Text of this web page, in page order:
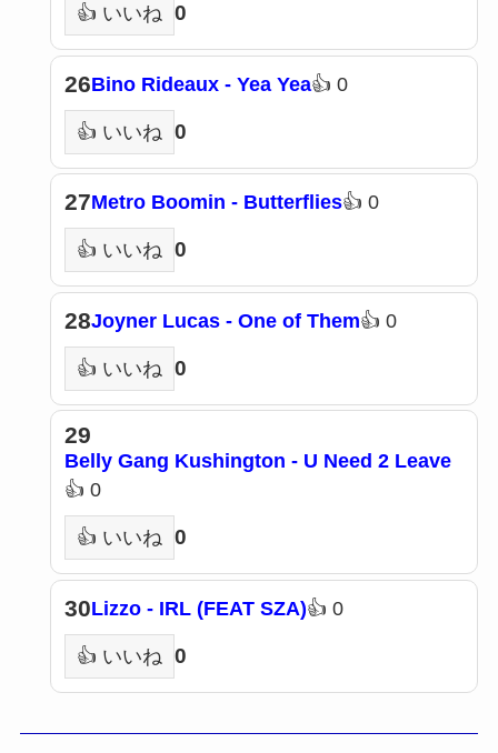
👍 いいね 0
26Bino Rideaux - Yea Yea👍 0
👍 いいね 0
27Metro Boomin - Butterflies👍 0
👍 いいね 0
28Joyner Lucas - One of Them👍 0
👍 いいね 0
29
Belly Gang Kushington - U Need 2 Leave
👍 0
👍 いいね 0
30Lizzo - IRL (FEAT SZA)👍 0
👍 いいね 0